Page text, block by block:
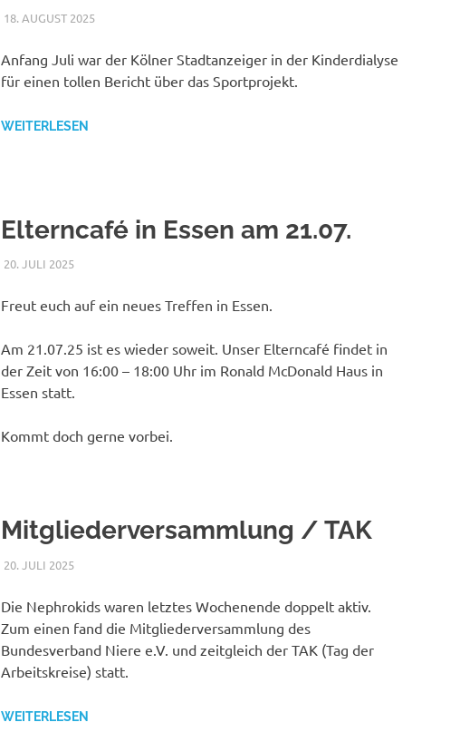
18. AUGUST 2025NICOLE.BETH
ALLGEMEIN
Anfang Juli war der Kölner Stadtanzeiger in der Kinderdialyse
für einen tollen Bericht über das Sportprojekt.
WEITERLESEN
Elterncafé in Essen am 21.07.
20. JULI 2025NICOLE.BETH
ALLGEMEIN
Freut euch auf ein neues Treffen in Essen.
Am 21.07.25 ist es wieder soweit. Unser Elterncafé findet in
der Zeit von 16:00 – 18:00 Uhr im Ronald McDonald Haus in
Essen statt.
Kommt doch gerne vorbei.
Mitgliederversammlung / TAK
20. JULI 2025NICOLE.BETH
ALLGEMEIN
Die Nephrokids waren letztes Wochenende doppelt aktiv.
Zum einen fand die Mitgliederversammlung des
Bundesverband Niere e.V. und zeitgleich der TAK (Tag der
Arbeitskreise) statt.
WEITERLESEN